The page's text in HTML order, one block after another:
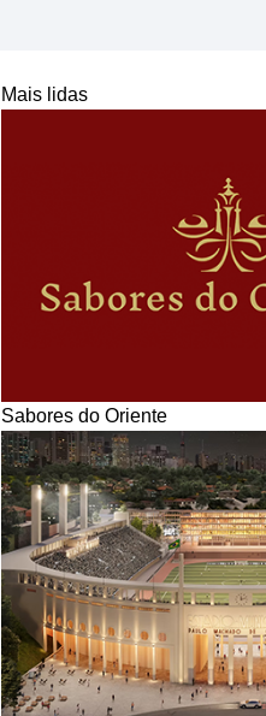
Mais lidas
Sabores do Oriente